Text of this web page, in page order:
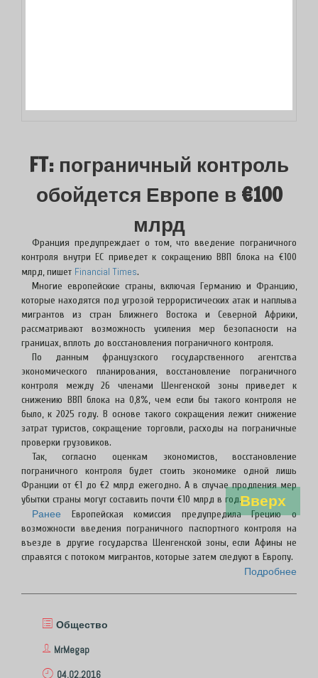
Вверх
FT: пограничный контроль
обойдется Европе в €100
млрд
Франция предупреждает о том, что введение пограничного
контроля внутри ЕС приведет к сокращению ВВП блока на €100
млрд, пишет Financial Times.
Многие европейские страны, включая Германию и Францию,
которые находятся под угрозой террористических атак и наплыва
мигрантов из стран Ближнего Востока и Северной Африки,
рассматривают возможность усиления мер безопасности на
границах, вплоть до восстановления пограничного контроля.
По данным французского государственного агентства
экономического планирования, восстановление пограничного
контроля между 26 членами Шенгенской зоны приведет к
снижению ВВП блока на 0,8%, чем если бы такого контроля не
было, к 2025 году. В основе такого сокращения лежит снижение
затрат туристов, сокращение торговли, расходы на пограничные
проверки грузовиков.
Так, согласно оценкам экономистов, восстановление
пограничного контроля будет стоить экономике одной лишь
Франции от €1 до €2 млрд ежегодно. А в случае продления мер
убытки страны могут составить почти €10 млрд в год.
Ранее Европейская комиссия предупредила Грецию о
возможности введения пограничного паспортного контроля на
въезде в другие государства Шенгенской зоны, если Афины не
справятся с потоком мигрантов, которые затем следуют в Европу.
Подробнее
Общество
MrMegap
04.02.2016